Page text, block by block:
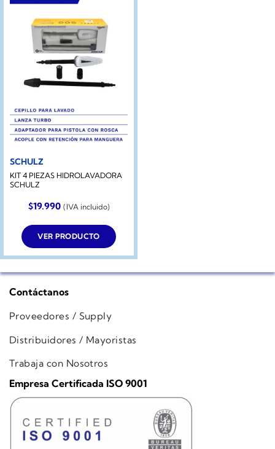
SCHULZ
KIT 4 PIEZAS HIDROLAVADORA
SCHULZ
$19.990 (IVA incluido)
VER PRODUCTO
Contáctanos
Proveedores / Supply
Distribuidores / Mayoristas
Trabaja con Nosotros
Empresa Certificada ISO 9001